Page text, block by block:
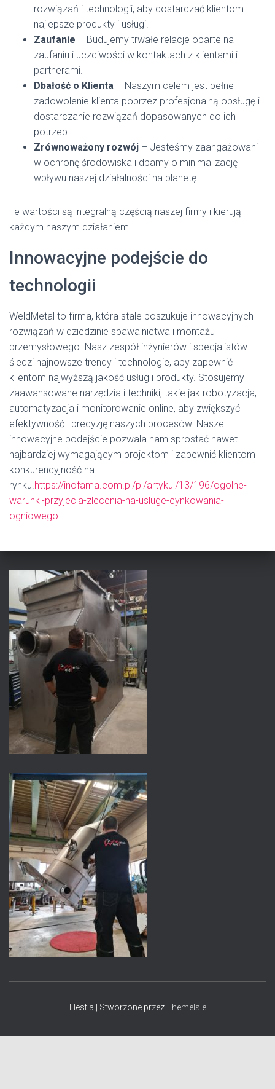
rozwiązań i technologii, aby dostarczać klientom
najlepsze produkty i usługi.
Zaufanie – Budujemy trwałe relacje oparte na
zaufaniu i uczciwości w kontaktach z klientami i
partnerami.
Dbałość o Klienta – Naszym celem jest pełne
zadowolenie klienta poprzez profesjonalną obsługę i
dostarczanie rozwiązań dopasowanych do ich
potrzeb.
Zrównoważony rozwój – Jesteśmy zaangażowani
w ochronę środowiska i dbamy o minimalizację
wpływu naszej działalności na planetę.
Te wartości są integralną częścią naszej firmy i kierują
każdym naszym działaniem.
Innowacyjne podejście do
technologii
WeldMetal to firma, która stale poszukuje innowacyjnych
rozwiązań w dziedzinie spawalnictwa i montażu
przemysłowego. Nasz zespół inżynierów i specjalistów
śledzi najnowsze trendy i technologie, aby zapewnić
klientom najwyższą jakość usług i produkty. Stosujemy
zaawansowane narzędzia i techniki, takie jak robotyzacja,
automatyzacja i monitorowanie online, aby zwiększyć
efektywność i precyzję naszych procesów. Nasze
innowacyjne podejście pozwala nam sprostać nawet
najbardziej wymagającym projektom i zapewnić klientom
konkurencyjność na
rynku.https://inofama.com.pl/pl/artykul/13/196/ogolne-
warunki-przyjecia-zlecenia-na-usluge-cynkowania-
ogniowego
Hestia | Stworzone przezThemeIsle